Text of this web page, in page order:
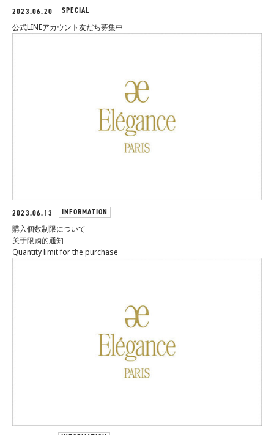
2023.06.20 SPECIAL
公式LINEアカウント友だち募集中
2023.06.13 INFORMATION
購入個数制限について
关于限购的通知
Quantity limit for the purchase